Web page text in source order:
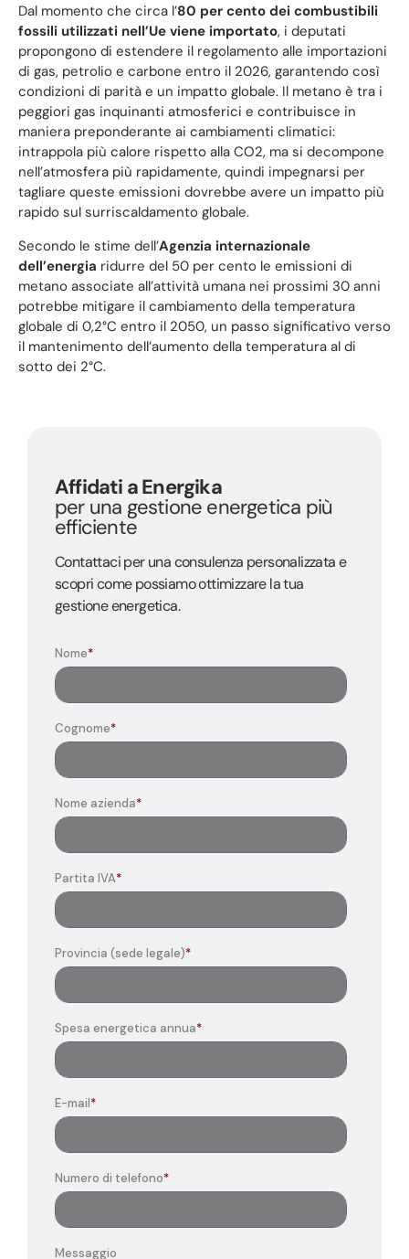
Dal momento che circa l’80 per cento dei combustibili
fossili utilizzati nell’Ue viene importato, i deputati
propongono di estendere il regolamento alle importazioni
di gas, petrolio e carbone entro il 2026, garantendo così
condizioni di parità e un impatto globale. Il metano è tra i
peggiori gas inquinanti atmosferici e contribuisce in
maniera preponderante ai cambiamenti climatici:
intrappola più calore rispetto alla CO2, ma si decompone
nell’atmosfera più rapidamente, quindi impegnarsi per
tagliare queste emissioni dovrebbe avere un impatto più
rapido sul surriscaldamento globale.
Secondo le stime dell’Agenzia internazionale
dell’energia ridurre del 50 per cento le emissioni di
metano associate all’attività umana nei prossimi 30 anni
potrebbe mitigare il cambiamento della temperatura
globale di 0,2°C entro il 2050, un passo significativo verso
il mantenimento dell’aumento della temperatura al di
sotto dei 2°C.
Affidati a Energika
per una gestione energetica più
efficiente
Contattaci per una consulenza personalizzata e
scopri come possiamo ottimizzare la tua
gestione energetica.